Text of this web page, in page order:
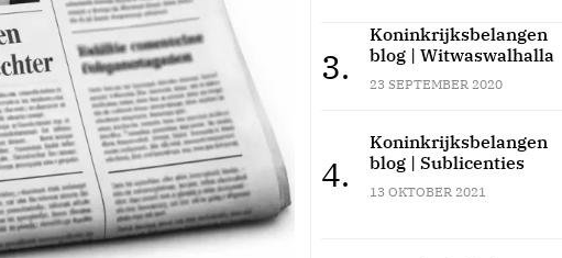
3.
Koninkrijksbelangen
blog | Witwaswalhalla
23 SEPTEMBER 2020
4.
Koninkrijksbelangen
blog | Sublicenties
13 OKTOBER 2021